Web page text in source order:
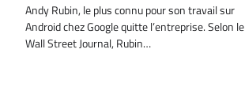
Andy Rubin, le plus connu pour son travail sur
Android chez Google quitte l’entreprise. Selon le
Wall Street Journal, Rubin…